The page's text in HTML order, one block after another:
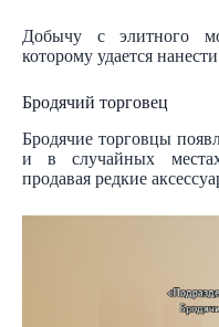
Добычу с элитного
которому удается
Бродячий торговец
Бродячие торговцы
и в случайных
продавая редкие